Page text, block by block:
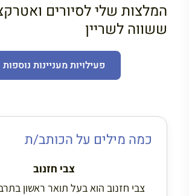
המלצות שלי לסיורים
ששווה לשריין
פעילויות מעניינות נוספות
כמה מילים על הכותב/ת
צבי חזנוב
צבי חזנוב הוא בעל תואר ראשון